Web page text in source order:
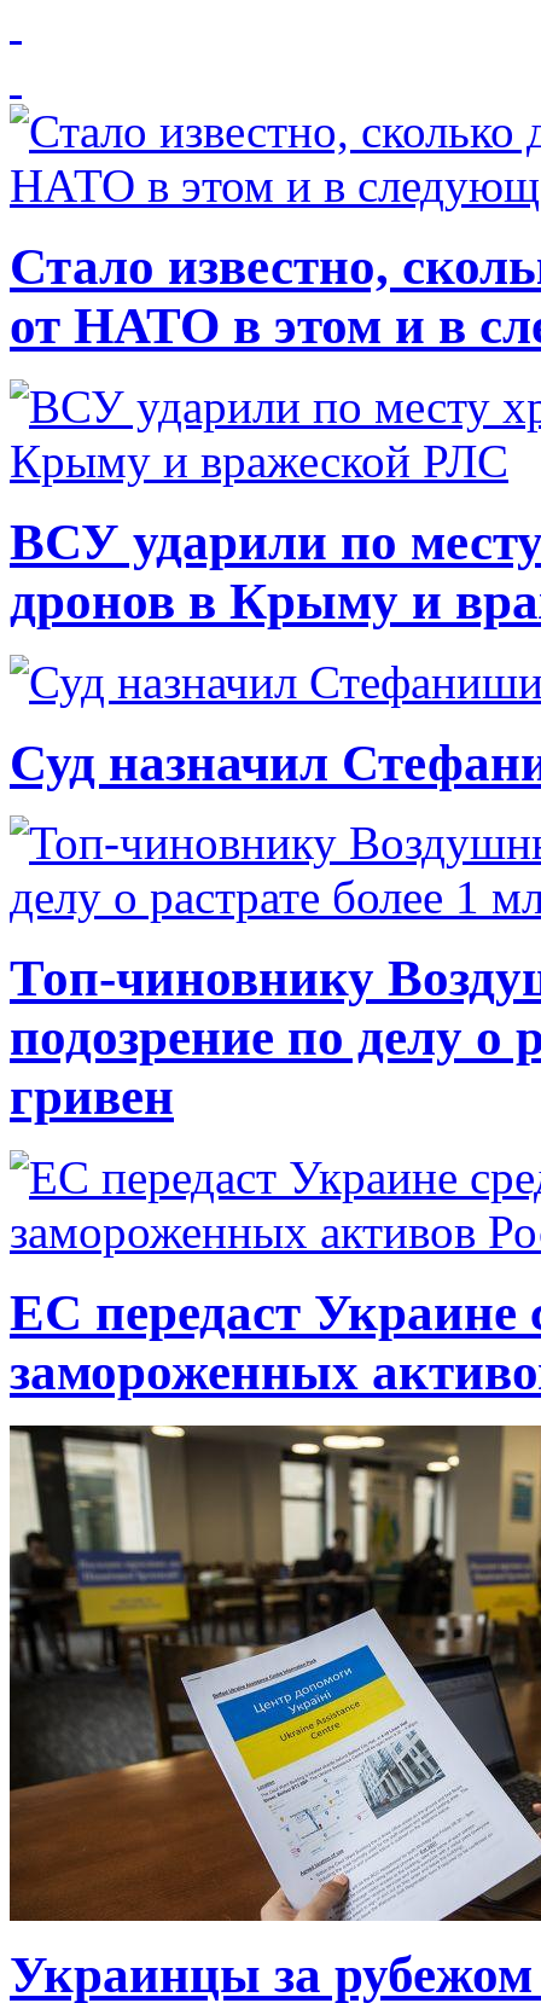
Стало известно,
от НАТО в этом и в
ВСУ ударили по
дронов в Крыму и
Суд назначил
Топ-чиновнику
подозрение по делу о
гривен
ЕС передаст Украине
замороженных
Украинцы за рубежом